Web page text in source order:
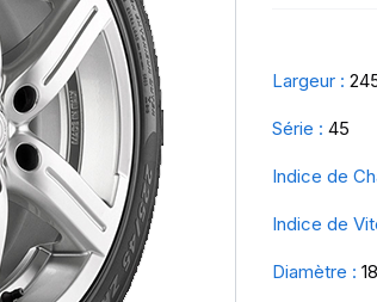
Largeur :
Série : 45
Indice de
Indice de
Diamètre : 18